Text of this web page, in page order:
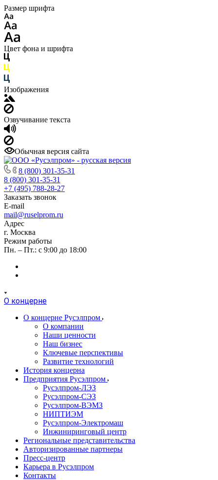
Размер шрифта
Цвет фона и шрифта
Изображения
Озвучивание текста
Обычная версия сайта
8 (800) 301-35-31
8 (800) 301-35-31
+7 (495) 788-28-27
Заказать звонок
E-mail
mail@ruselprom.ru
Адрес
г. Москва
Режим работы
Пн. – Пт.: с 9:00 до 18:00
О концерне
О концерне Русэлпром
О компании
Наши ценности
Наш бизнес
Ключевые перспективы
Развитие технологий
История концерна
Предприятия Русэлпром
Русэлпром-ЛЭЗ
Русэлпром-СЭЗ
Русэлпром-ВЭМЗ
НИПТИЭМ
Русэлпром-Электромаш
Инжиниринговый центр
Региональные представительства
Авторизированные партнеры
Пресс-центр
Карьера в Русэлпром
Контакты